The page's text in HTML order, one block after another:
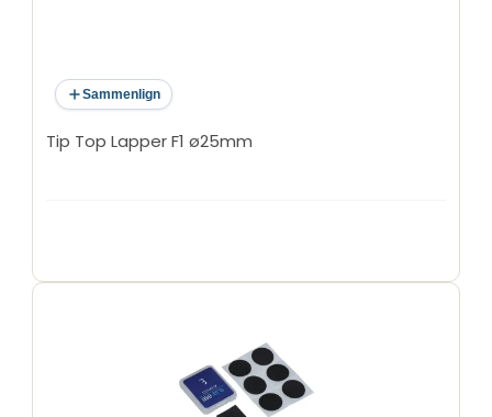
Sammenlign
Tip Top Lapper F1 ø25mm